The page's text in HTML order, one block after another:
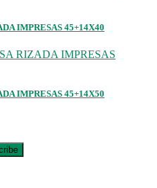
IMPRESAS 45+14X40
IMPRESAS 45+14X50